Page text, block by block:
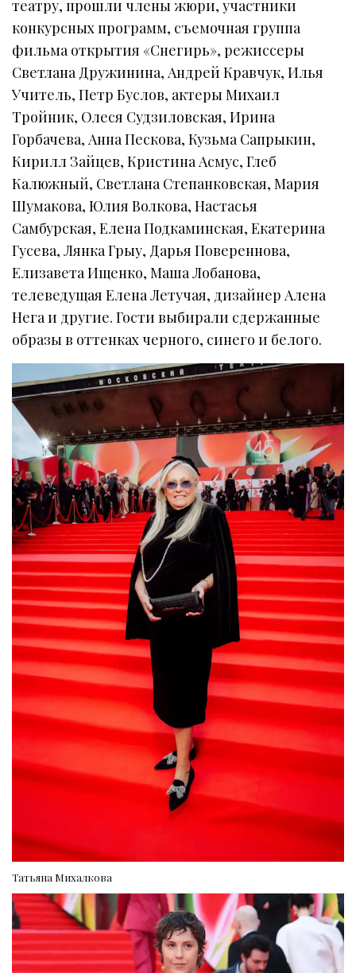
театру, прошли члены жюри, участники
конкурсных программ, съемочная группа
фильма открытия «Снегирь», режиссеры
Светлана Дружинина, Андрей Кравчук, Илья
Учитель, Петр Буслов, актеры Михаил
Тройник, Олеся Судзиловская, Ирина
Горбачева, Анна Пескова, Кузьма Сапрыкин,
Кирилл Зайцев, Кристина Асмус, Глеб
Калюжный, Светлана Степанковская, Мария
Шумакова, Юлия Волкова, Настасья
Самбурская, Елена Подкаминская, Екатерина
Гусева, Лянка Грыу, Дарья Повереннова,
Елизавета Ищенко, Маша Лобанова,
телеведущая Елена Летучая, дизайнер Алена
Нега и другие. Гости выбирали сдержанные
образы в оттенках черного, синего и белого.
Татьяна Михалкова